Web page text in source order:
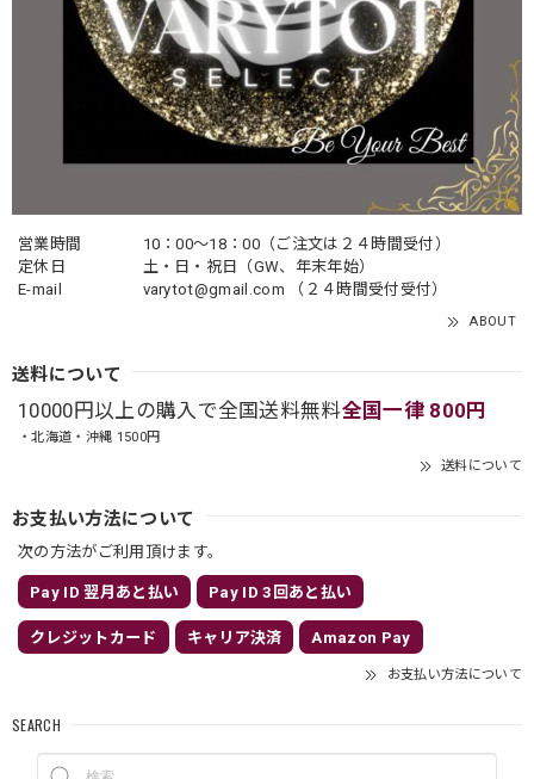
営業時間
10：00〜18：00（ご注文は２４時間受付）
定休日
土・日・祝日（GW、年末年始）
E-mail
varytot@gmail.com （２４時間受付受付）
ABOUT
送料について
10000円以上の購入で全国送料無料全国一律 800円
・北海道・沖縄 1500円
送料について
お支払い方法について
次の方法がご利用頂けます。
Pay ID 翌月あと払い Pay ID 3回あと払い
クレジットカード キャリア決済 Amazon Pay
お支払い方法について
SEARCH